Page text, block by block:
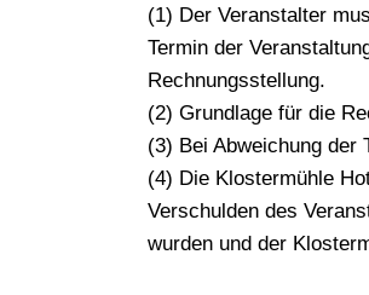
(1) Der Veranstalter
Termin der
Rechnungsstellung.
(2) Grundlage für die
(3) Bei Abweichung der
(4) Die Klostermühle
Verschulden des
wurden und der